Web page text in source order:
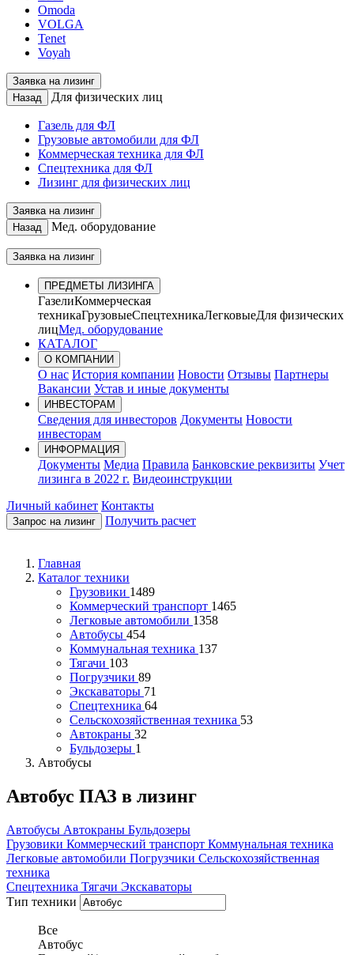
Omoda
VOLGA
Tenet
Voyah
Заявка на лизинг
Назад
Для физических лиц
Газель для ФЛ
Грузовые автомобили для ФЛ
Коммерческая техника для ФЛ
Спецтехника для ФЛ
Лизинг для физических лиц
Заявка на лизинг
Назад
Мед. оборудование
Заявка на лизинг
ПРЕДМЕТЫ ЛИЗИНГА
ГазелиКоммерческая
техникаГрузовыеСпецтехникаЛегковыеДля физических
лицМед. оборудование
КАТАЛОГ
О КОМПАНИИ
О нас История компании Новости Отзывы Партнеры
Вакансии Устав и иные документы
ИНВЕСТОРАМ
Сведения для инвесторов Документы Новости
инвесторам
ИНФОРМАЦИЯ
Документы Медиа Правила Банковские реквизиты Учет
лизинга в 2022 г. Видеоинструкции
Личный кабинет Контакты
Запрос на лизинг Получить расчет
Главная
Каталог техники
Грузовики 1489
Коммерческий транспорт 1465
Легковые автомобили 1358
Автобусы 454
Коммунальная техника 137
Тягачи 103
Погрузчики 89
Экскаваторы 71
Спецтехника 64
Сельскохозяйственная техника 53
Автокраны 32
Бульдозеры 1
Автобусы
Автобус ПАЗ в лизинг
Автобусы Автокраны Бульдозеры
Грузовики Коммерческий транспорт Коммунальная техника
Легковые автомобили Погрузчики Сельскохозяйственная
техника
Спецтехника Тягачи Экскаваторы
Тип техники
Все
Автобус